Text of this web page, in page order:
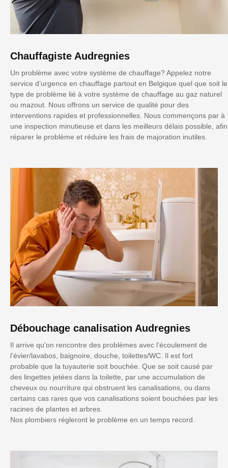
Chauffagiste Audregnies
Un problème avec votre système de chauffage? Appelez notre
service d’urgence en chauffage partout en Belgique quel que soit le
type de problème lié à votre système de chauffage au gaz naturel
ou mazout. Nous offrons un service de qualité pour des
interventions rapides et professionnelles. Nous commençons par à
une inspection minutieuse et dans les meilleurs délais possible, afin
réparer le problème et réduire les frais de majoration inutiles.
Débouchage canalisation Audregnies
Il arrive qu'on rencontre des problèmes avec l’écoulement de
l’évier/lavabos, baignoire, douche, toilettes/WC. Il est fort
probable que la tuyauterie soit bouchée. Que se soit causé par
des lingettes jetées dans la toilette, par une accumulation de
cheveux ou nourriture qui obstruent les canalisations, ou dans
certains cas rares que vos canalisations soient bouchées par les
racines de plantes et arbres.
Nos plombiers régleront le problème en un temps record.